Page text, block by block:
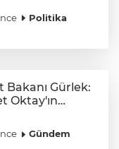
Politika
Bakanı Gürlek:
Oktay'ın
şekilde
Gündem